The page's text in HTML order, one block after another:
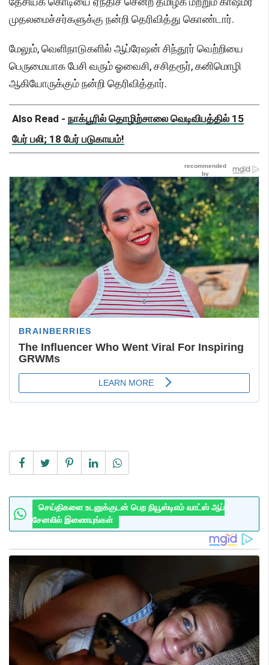
முதலமைச்சர்களுக்கு நன்றி தெரிவித்து கொண்டார்.
மேலும், வெளிநாடுகளில் ஆப்ரேஷன் சிந்தூர் வெற்றியை
பெருமையாக பேசி வரும் ஓவைசி, சசிதரூர், கனிமொழி
ஆகியோருக்கும் நன்றி தெரிவித்தார்.
Also Read - நாக்பூரில் தொழிற்சாலை வெடிவிபத்தில் 15
பேர் பலி; 18 பேர் படுகாயம்!
செய்திகளை உடனுக்குடன் பெற நியூஸ்டிஎம் வாட்ஸ் ஆப்
சேனலில் இணையுங்கள்